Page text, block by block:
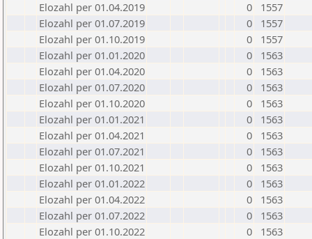
Elozahl per 01.04.2019
0
1557
Elozahl per 01.07.2019
0
1557
Elozahl per 01.10.2019
0
1557
Elozahl per 01.01.2020
0
1563
Elozahl per 01.04.2020
0
1563
Elozahl per 01.07.2020
0
1563
Elozahl per 01.10.2020
0
1563
Elozahl per 01.01.2021
0
1563
Elozahl per 01.04.2021
0
1563
Elozahl per 01.07.2021
0
1563
Elozahl per 01.10.2021
0
1563
Elozahl per 01.01.2022
0
1563
Elozahl per 01.04.2022
0
1563
Elozahl per 01.07.2022
0
1563
Elozahl per 01.10.2022
0
1563